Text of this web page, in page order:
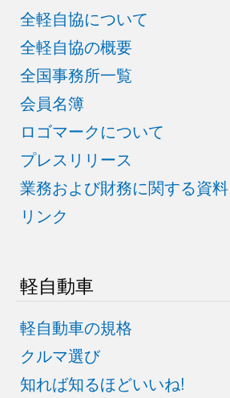
全軽自協について
全軽自協の概要
全国事務所一覧
会員名簿
ロゴマークについて
プレスリリース
業務および財務に関する資料
リンク
軽自動車
軽自動車の規格
クルマ選び
知れば知るほどいいね!